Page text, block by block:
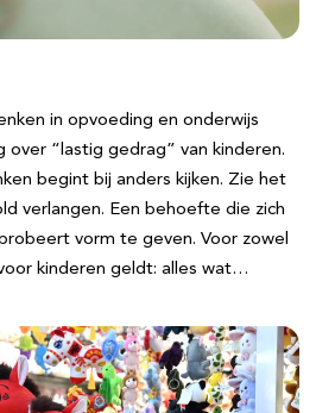
in opvoeding en onderwijs
“lastig gedrag” van kinderen.
begint bij anders kijken. Zie het
verlangen. Een behoefte die zich
vorm te geven. Voor zowel
kinderen geldt: alles wat…